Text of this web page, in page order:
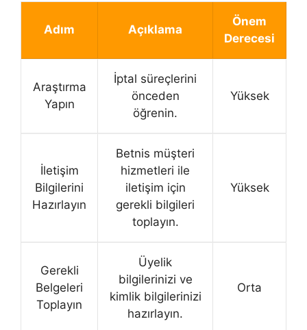
Adım Açıklama
Önem
Derecesi
Araştırma
Yapın
İptal süreçlerini
önceden
öğrenin.
Yüksek
İletişim
Bilgilerini
Hazırlayın
Betnis müşteri
hizmetleri ile
iletişim için
gerekli bilgileri
toplayın.
Yüksek
Gerekli
Belgeleri
Toplayın
Üyelik
bilgilerinizi ve
kimlik bilgilerinizi
hazırlayın.
Orta